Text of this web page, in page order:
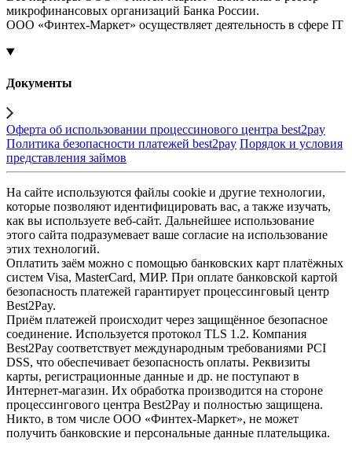
микрофинансовых организаций Банка России.
ООО «Финтех-Маркет» осуществляет деятельность в сфере IT
Документы
Оферта об использовании процессинового центра best2pay
Политика безопасности платежей best2pay Порядок и условия
представления займов
На сайте используются файлы cookie и другие технологии,
которые позволяют идентифицировать вас, а также изучать,
как вы используете веб-сайт. Дальнейшее использование
этого сайта подразумевает ваше согласие на использование
этих технологий.
Оплатить заём можно с помощью банковских карт платёжных
систем Visa, MasterCard, МИР. При оплате банковской картой
безопасность платежей гарантирует процессинговый центр
Best2Pay.
Приём платежей происходит через защищённое безопасное
соединение. Используется протокол TLS 1.2. Компания
Best2Pay соответствует международным требованиями PCI
DSS, что обеспечивает безопасность оплаты. Реквизиты
карты, регистрационные данные и др. не поступают в
Интернет-магазин. Их обработка производится на стороне
процессингового центра Best2Pay и полностью защищена.
Никто, в том числе ООО «Финтех-Маркет», не может
получить банковские и персональные данные плательщика.